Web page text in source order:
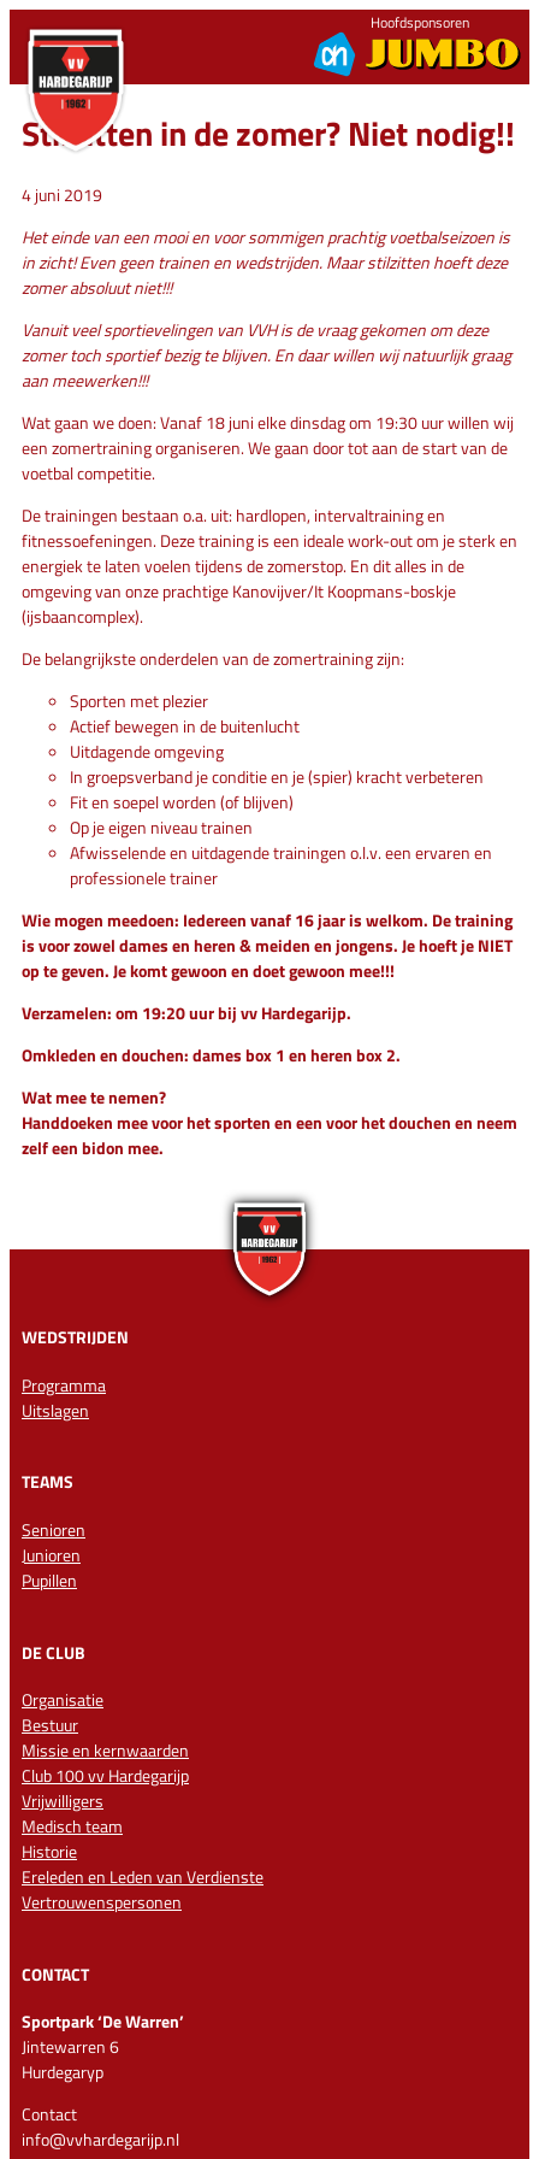
naar
inhoud
Hoofdsponsoren
Stilzitten in de zomer? Niet nodig!!
4 juni 2019
Het einde van een mooi en voor sommigen prachtig voetbalseizoen is
in zicht! Even geen trainen en wedstrijden. Maar stilzitten hoeft deze
zomer absoluut niet!!!
Vanuit veel sportievelingen van VVH is de vraag gekomen om deze
zomer toch sportief bezig te blijven. En daar willen wij natuurlijk graag
aan meewerken!!!
Wat gaan we doen: Vanaf 18 juni elke dinsdag om 19:30 uur willen wij
een zomertraining organiseren. We gaan door tot aan de start van de
voetbal competitie.
De trainingen bestaan o.a. uit: hardlopen, intervaltraining en
fitnessoefeningen. Deze training is een ideale work-out om je sterk en
energiek te laten voelen tijdens de zomerstop. En dit alles in de
omgeving van onze prachtige Kanovijver/It Koopmans-boskje
(ijsbaancomplex).
De belangrijkste onderdelen van de zomertraining zijn:
Sporten met plezier
Actief bewegen in de buitenlucht
Uitdagende omgeving
In groepsverband je conditie en je (spier) kracht verbeteren
Fit en soepel worden (of blijven)
Op je eigen niveau trainen
Afwisselende en uitdagende trainingen o.l.v. een ervaren en
professionele trainer
Wie mogen meedoen: Iedereen vanaf 16 jaar is welkom. De training
is voor zowel dames en heren & meiden en jongens. Je hoeft je NIET
op te geven. Je komt gewoon en doet gewoon mee!!!
Verzamelen: om 19:20 uur bij vv Hardegarijp.
Omkleden en douchen: dames box 1 en heren box 2.
Wat mee te nemen?
Handdoeken mee voor het sporten en een voor het douchen en neem
zelf een bidon mee.
WEDSTRIJDEN
Programma
Uitslagen
TEAMS
Senioren
Junioren
Pupillen
DE CLUB
Organisatie
Bestuur
Missie en kernwaarden
Club 100 vv Hardegarijp
Vrijwilligers
Medisch team
Historie
Ereleden en Leden van Verdienste
Vertrouwenspersonen
CONTACT
Sportpark ‘De Warren’
Jintewarren 6
Hurdegaryp
Contact
info@vvhardegarijp.nl